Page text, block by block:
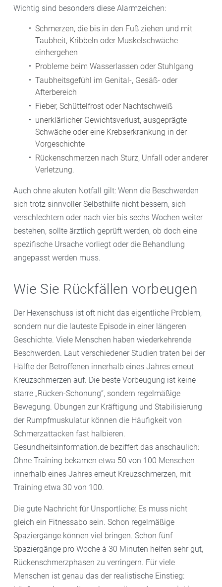
Wichtig sind besonders diese Alarmzeichen:
Schmerzen, die bis in den Fuß ziehen und mit
Taubheit, Kribbeln oder Muskelschwäche
einhergehen
Probleme beim Wasserlassen oder Stuhlgang
Taubheitsgefühl im Genital-, Gesäß- oder
Afterbereich
Fieber, Schüttelfrost oder Nachtschweiß
unerklärlicher Gewichtsverlust, ausgeprägte
Schwäche oder eine Krebserkrankung in der
Vorgeschichte
Rückenschmerzen nach Sturz, Unfall oder anderer
Verletzung.
Auch ohne akuten Notfall gilt: Wenn die Beschwerden
sich trotz sinnvoller Selbsthilfe nicht bessern, sich
verschlechtern oder nach vier bis sechs Wochen weiter
bestehen, sollte ärztlich geprüft werden, ob doch eine
spezifische Ursache vorliegt oder die Behandlung
angepasst werden muss.
Wie Sie Rückfällen vorbeugen
Der Hexenschuss ist oft nicht das eigentliche Problem,
sondern nur die lauteste Episode in einer längeren
Geschichte. Viele Menschen haben wiederkehrende
Beschwerden. Laut verschiedener Studien traten bei der
Hälfte der Betroffenen innerhalb eines Jahres erneut
Kreuzschmerzen auf. Die beste Vorbeugung ist keine
starre „Rücken-Schonung“, sondern regelmäßige
Bewegung. Übungen zur Kräftigung und Stabilisierung
der Rumpfmuskulatur können die Häufigkeit von
Schmerzattacken fast halbieren.
Gesundheitsinformation.de beziffert das anschaulich:
Ohne Training bekamen etwa 50 von 100 Menschen
innerhalb eines Jahres erneut Kreuzschmerzen, mit
Training etwa 30 von 100.
Die gute Nachricht für Unsportliche: Es muss nicht
gleich ein Fitnessabo sein. Schon regelmäßige
Spaziergänge können viel bringen. Schon fünf
Spaziergänge pro Woche à 30 Minuten helfen sehr gut,
Rückenschmerzphasen zu verringern. Für viele
Menschen ist genau das der realistische Einstieg: